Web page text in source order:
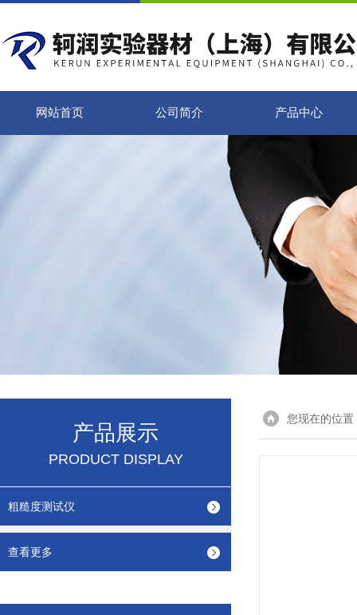
网站首页 公司简介 产品中心
产品展示
PRODUCT DISPLAY
粗糙度测试仪
查看更多
您现在的位置